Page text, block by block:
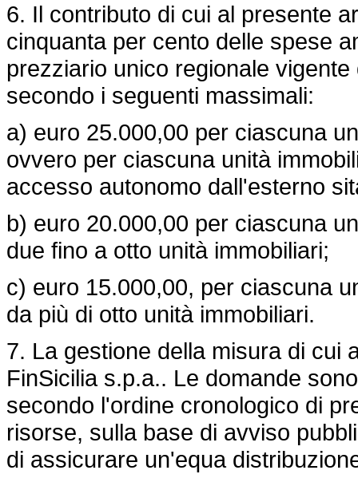
6. Il contributo di cui al presente
cinquanta per cento delle spese
prezziario unico regionale
secondo i seguenti massimali:
a) euro 25.000,00 per ciascuna
ovvero per ciascuna unità
accesso autonomo dall'esterno
b) euro 20.000,00 per ciascuna
due fino a otto unità immobiliari;
c) euro 15.000,00, per ciascuna
da più di otto unità immobiliari.
7. La gestione della misura di cui
FinSicilia s.p.a.. Le domande
secondo l'ordine cronologico di
risorse, sulla base di avviso
di assicurare un'equa